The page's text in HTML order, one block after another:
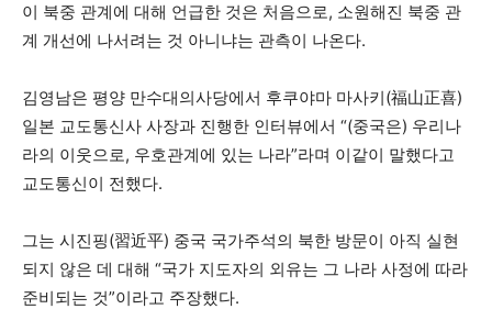
이 북중 관계에 대해 언급한 것은 처음으로, 소원해진 북중 관
계 개선에 나서려는 것 아니냐는 관측이 나온다.
김영남은 평양 만수대의사당에서 후쿠야마 마사키(福山正喜)
일본 교도통신사 사장과 진행한 인터뷰에서 “(중국은) 우리나
라의 이웃으로, 우호관계에 있는 나라”라며 이같이 말했다고
교도통신이 전했다.
그는 시진핑(習近平) 중국 국가주석의 북한 방문이 아직 실현
되지 않은 데 대해 “국가 지도자의 외유는 그 나라 사정에 따라
준비되는 것”이라고 주장했다.